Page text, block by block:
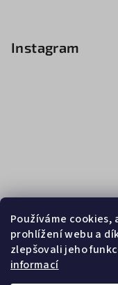
Používáme cookies,
prohlížení webu a
zlepšovali jeho
informací
Instagram